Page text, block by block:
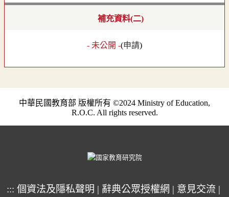
補充資料(二)
- 未公開 -(申請)
中華民國教育部 版權所有 ©2024 Ministry of Education,
R.O.C. All rights reserved.
::: 個資法及隱私聲明 | 辭典公眾授權網 | 意見交流 |